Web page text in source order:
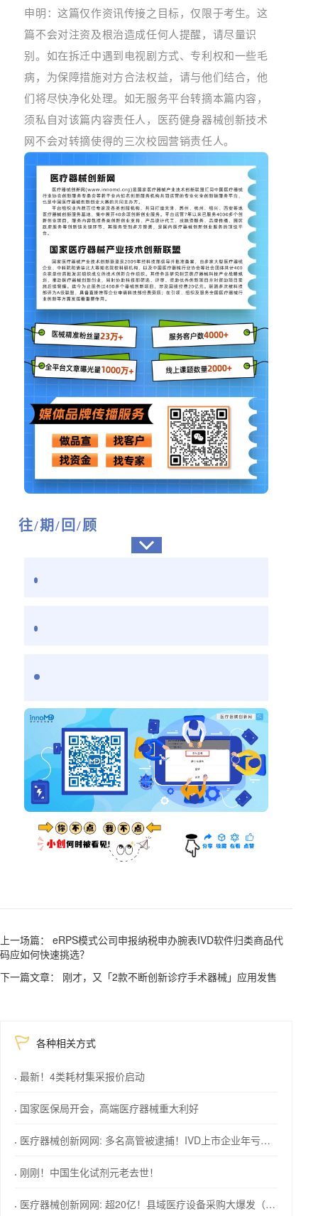
申明：这篇仅作资讯传接之目标，仅限于考生。这
篇不会对注资及根治造成任何人提醒，请尽量识
别。如在拆迁中遇到电视剧方式、专利权和一些毛
病，为保障措施对方合法权益，请与他们结合，他
们将尽快净化处理。如无服务平台转摘本篇内容，
须私自对该篇内容责任人，医药健身器械创新技术
网不会对转摘使得的三次校园营销责任人。
往/期/回/顾
上一场篇： eRPS模式公司申报纳税申办腕表IVD软件归类商品代
码应如何快速挑选？
下一篇文章： 刚才，又「2款不断创新诊疗手术器械」应用发售
各种相关方式
最新！4类耗材集采报价启动
国家医保局开会，高端医疗器械重大利好
医疗器械创新网网: 多名高管被逮捕！IVD上市企业年亏损1576万！
刚刚！中国生化试剂元老去世！
医疗器械创新网网: 超20亿！县域医疗设备采购大爆发（附清单）